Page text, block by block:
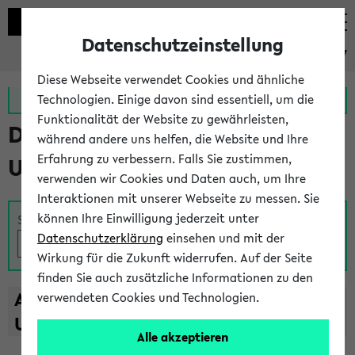
eKVV
Zur MeineUni App Zum MeineUni Portal
Das Lehrangebot der
Universität Bielefeld
Suche
A B C D E F G H I J K L M N O
U
V W X Y
Z
Datenschutzeinstellung
Diese Webseite verwendet Cookies und ähnliche
Technologien. Einige davon sind essentiell, um die
Funktionalität der Website zu gewährleisten,
während andere uns helfen, die Website und Ihre
Erfahrung zu verbessern. Falls Sie zustimmen,
verwenden wir Cookies und Daten auch, um Ihre
Interaktionen mit unserer Webseite zu messen. Sie
können Ihre Einwilligung jederzeit unter
Datenschutzerklärung einsehen und mit der
Wirkung für die Zukunft widerrufen. Auf der Seite
finden Sie auch zusätzliche Informationen zu den
verwendeten Cookies und Technologien.
Alle akzeptieren